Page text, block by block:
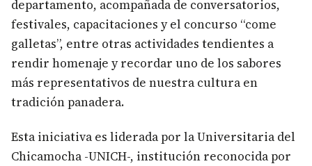
departamento, acompañada de conversatorios,
festivales, capacitaciones y el concurso “come
galletas”, entre otras actividades tendientes a
rendir homenaje y recordar uno de los sabores
más representativos de nuestra cultura en
tradición panadera.
Esta iniciativa es liderada por la Universitaria del
Chicamocha -UNICH-, institución reconocida por